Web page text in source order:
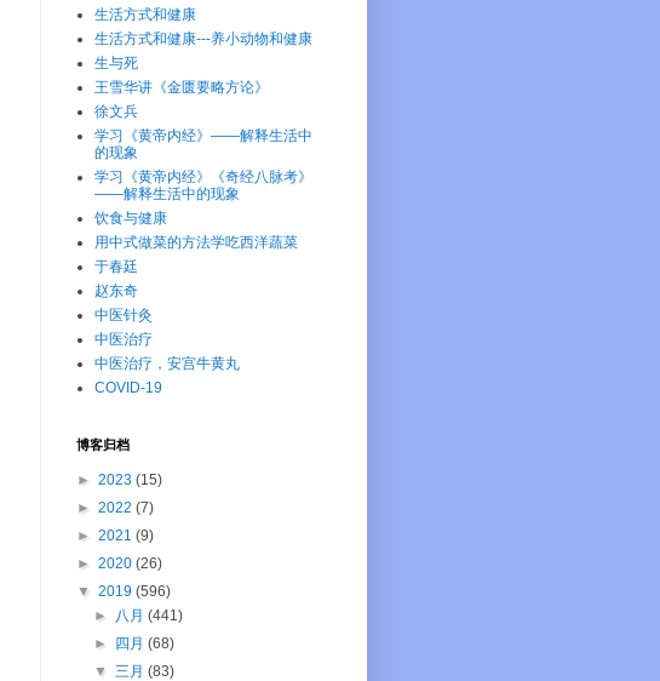
生活方式和健康
生活方式和健康---养小动物和健康
生与死
王雪华讲《金匮要略方论》
徐文兵
学习《黄帝内经》——解释生活中
的现象
学习《黄帝内经》《奇经八脉考》
——解释生活中的现象
饮食与健康
用中式做菜的方法学吃西洋蔬菜
于春廷
赵东奇
中医针灸
中医治疗
中医治疗，安宫牛黄丸
COVID-19
博客归档
► 2023 (15)
► 2022 (7)
► 2021 (9)
► 2020 (26)
▼ 2019 (596)
► 八月(441)
►
四月(68)
▼三月(83)